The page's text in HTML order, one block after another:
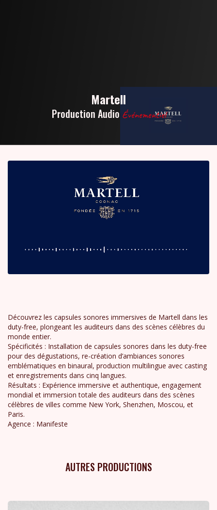
Martell
Production Audio Événementiel
Découvrez les capsules sonores immersives de Martell dans les
duty-free, plongeant les auditeurs dans des scènes célèbres du
monde entier.
Spécificités : Installation de capsules sonores dans les duty-free
pour des dégustations, re-création d’ambiances sonores
emblématiques en binaural, production multilingue avec casting
et enregistrements dans cinq langues.
Résultats : Expérience immersive et authentique, engagement
mondial et immersion totale des auditeurs dans des scènes
célèbres de villes comme New York, Shenzhen, Moscou, et
Paris.
Agence : Manifeste
AUTRES PRODUCTIONS